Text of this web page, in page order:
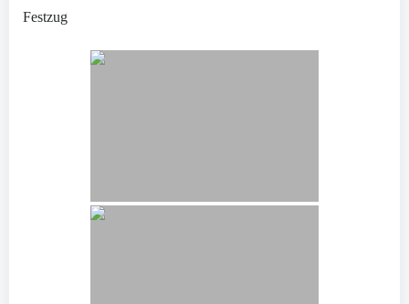
Festzug